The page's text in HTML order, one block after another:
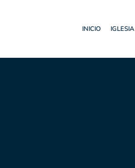
INICIO IGLESIA